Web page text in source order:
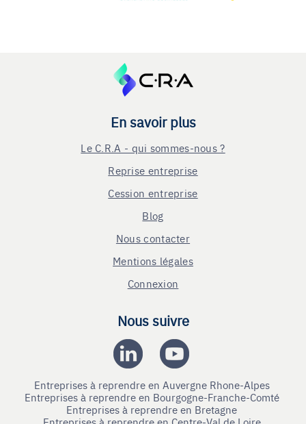
En savoir plus
Le C.R.A - qui sommes-nous ?
Reprise entreprise
Cession entreprise
Blog
Nous contacter
Mentions légales
Connexion
Nous suivre
Entreprises à reprendre en Auvergne Rhone-Alpes
Entreprises à reprendre en Bourgogne-Franche-Comté
Entreprises à reprendre en Bretagne